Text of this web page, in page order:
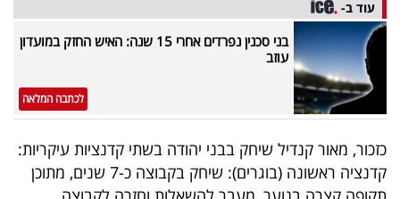
עוד ב-
בני סכנין נפרדים אחרי 15 שנה: האיש החזק במועדון
עוזב
לכתבה המלאה
כזכור, מאור קנדיל שיחק בבני יהודה בשתי קדנציות עיקריות:
קדנציה ראשונה (בוגרים):
שיחק בקבוצה כ-7 שנים, מתוכן